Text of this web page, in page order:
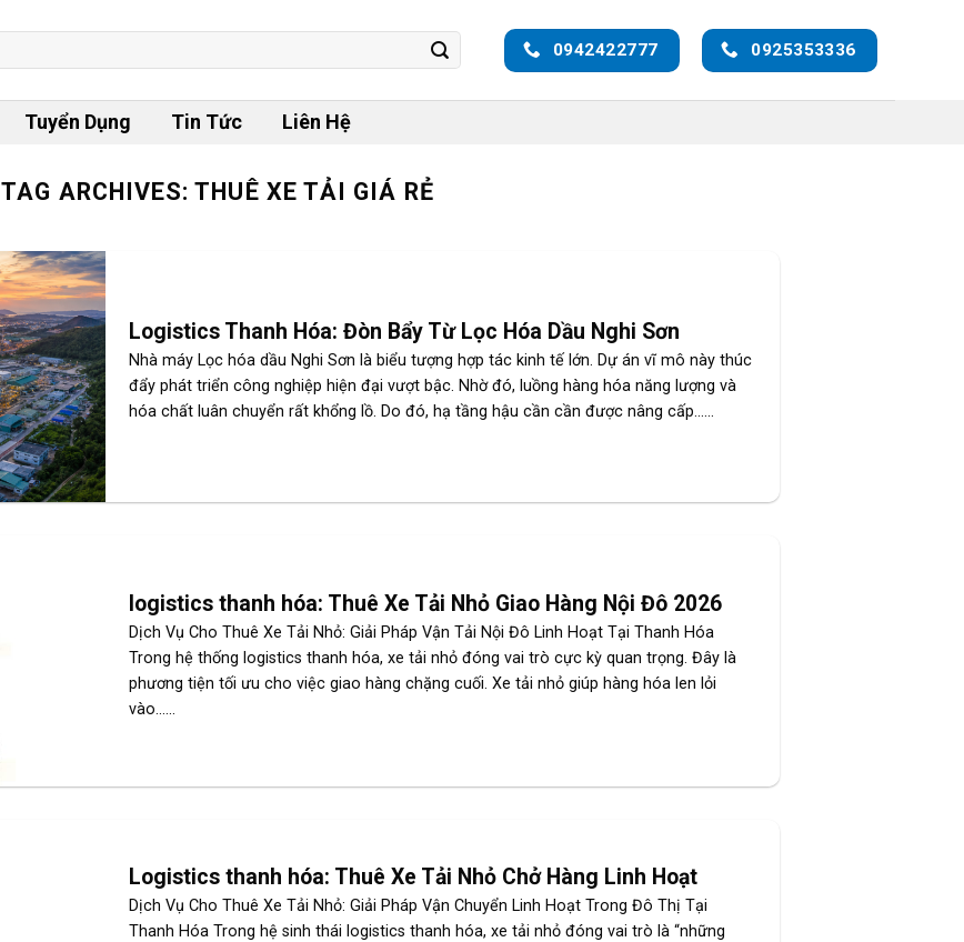
0942422777 0925353336
Tuyển Dụng Tin Tức Liên Hệ
TAG ARCHIVES:THUÊ XE TẢI GIÁ RẺ
Logistics Thanh Hóa: Đòn Bẩy Từ Lọc Hóa Dầu Nghi Sơn
Nhà máy Lọc hóa dầu Nghi Sơn là biểu tượng hợp tác kinh tế lớn. Dự án vĩ mô này thúc
đẩy phát triển công nghiệp hiện đại vượt bậc. Nhờ đó, luồng hàng hóa năng lượng và
hóa chất luân chuyển rất khổng lồ. Do đó, hạ tầng hậu cần cần được nâng cấp......
logistics thanh hóa: Thuê Xe Tải Nhỏ Giao Hàng Nội Đô 2026
Dịch Vụ Cho Thuê Xe Tải Nhỏ: Giải Pháp Vận Tải Nội Đô Linh Hoạt Tại Thanh Hóa
Trong hệ thống logistics thanh hóa, xe tải nhỏ đóng vai trò cực kỳ quan trọng. Đây là
phương tiện tối ưu cho việc giao hàng chặng cuối. Xe tải nhỏ giúp hàng hóa len lỏi
vào......
Logistics thanh hóa: Thuê Xe Tải Nhỏ Chở Hàng Linh Hoạt
Dịch Vụ Cho Thuê Xe Tải Nhỏ: Giải Pháp Vận Chuyển Linh Hoạt Trong Đô Thị Tại
Thanh Hóa Trong hệ sinh thái logistics thanh hóa, xe tải nhỏ đóng vai trò là “những